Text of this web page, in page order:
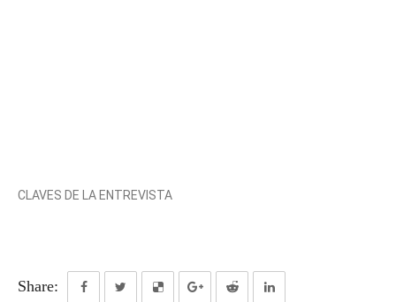
CLAVES DE LA ENTREVISTA
Share: